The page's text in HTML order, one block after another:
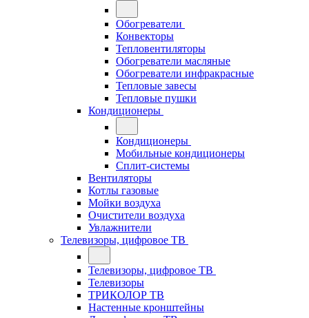
Обогреватели
Конвекторы
Тепловентиляторы
Обогреватели масляные
Обогреватели инфракрасные
Тепловые завесы
Тепловые пушки
Кондиционеры
Кондиционеры
Мобильные кондиционеры
Сплит-системы
Вентиляторы
Котлы газовые
Мойки воздуха
Очистители воздуха
Увлажнители
Телевизоры, цифровое ТВ
Телевизоры, цифровое ТВ
Телевизоры
ТРИКОЛОР ТВ
Настенные кронштейны